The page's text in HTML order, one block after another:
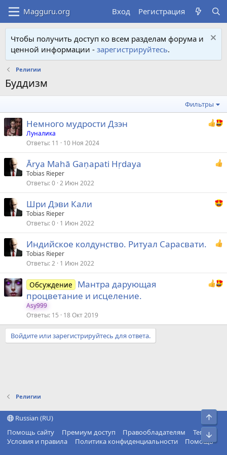
Вход Регистрация
Чтобы получить доступ ко всем разделам форума и
ценной информации - зарегистрируйтесь.
Религии
Буддизм
Фильтры
Немного мудрости Дзэн
Луналика
Ответы 11 10 Ноя 2024
Ārya Mahā Gaṇapati Hṛdaya
Tobias Rieper
Ответы 0 2 Июн 2022
Шри Дэви Кали
Tobias Rieper
Ответы 0 1 Июн 2022
Индийское колдунство. Ритуал Сарасвати.
Tobias Rieper
Ответы 2 1 Июн 2022
Обсуждение
Мантра дарующая
процветание и исцеление.
Asy999
Ответы 15 18 Окт 2019
Войдите или зарегистрируйтесь для ответа.
Религии
Russian (RU)
Помощь сайту
Премиум доступ Правообладателям
Теги
Условия и правила
Политика конфиденциальности Помощь